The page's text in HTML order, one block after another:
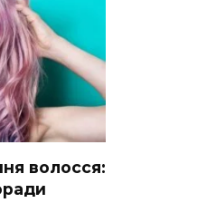
волосся: